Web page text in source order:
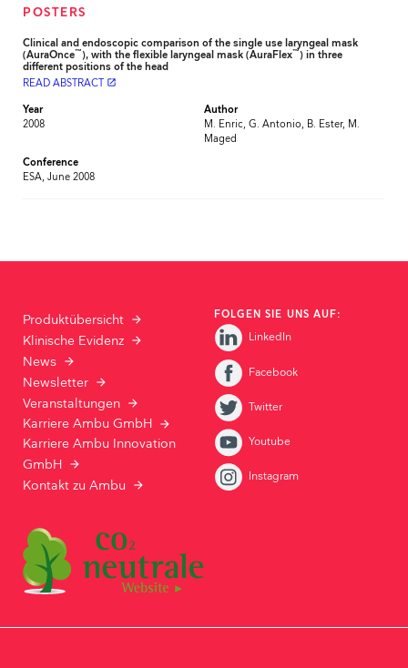
POSTERS
Clinical and endoscopic comparison of the single use laryngeal mask
(AuraOnce™), with the flexible laryngeal mask (AuraFlex™) in three
different positions of the head
READ ABSTRACT
launch
Year
2008
Author
M. Enric, G. Antonio, B. Ester, M.
Maged
Conference
ESA, June 2008
Produktübersicht
Klinische Evidenz
News
Newsletter
Veranstaltungen
Karriere Ambu GmbH
Karriere Ambu Innovation
GmbH
Kontakt zu Ambu
FOLGEN SIE UNS AUF:
LinkedIn
Facebook
Twitter
Youtube
Instagram